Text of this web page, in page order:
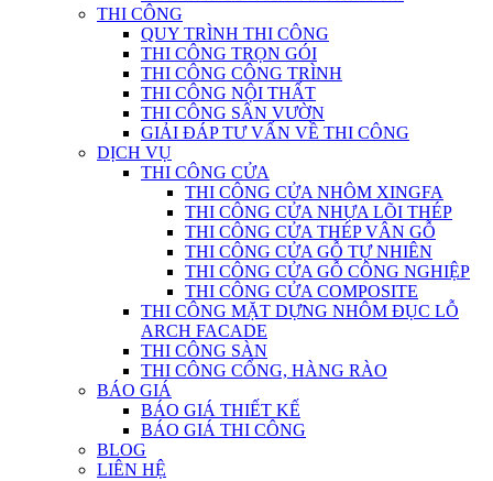
THI CÔNG
QUY TRÌNH THI CÔNG
THI CÔNG TRỌN GÓI
THI CÔNG CÔNG TRÌNH
THI CÔNG NỘI THẤT
THI CÔNG SÂN VƯỜN
GIẢI ĐÁP TƯ VẤN VỀ THI CÔNG
DỊCH VỤ
THI CÔNG CỬA
THI CÔNG CỬA NHÔM XINGFA
THI CÔNG CỬA NHỰA LÕI THÉP
THI CÔNG CỬA THÉP VÂN GỖ
THI CÔNG CỬA GỖ TỰ NHIÊN
THI CÔNG CỬA GỖ CÔNG NGHIỆP
THI CÔNG CỬA COMPOSITE
THI CÔNG MẶT DỰNG NHÔM ĐỤC LỖ
ARCH FACADE
THI CÔNG SÀN
THI CÔNG CỔNG, HÀNG RÀO
BÁO GIÁ
BÁO GIÁ THIẾT KẾ
BÁO GIÁ THI CÔNG
BLOG
LIÊN HỆ